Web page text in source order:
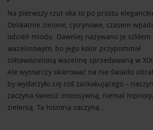
Na pierwszy rzut oka to po prostu
Delikatnie zielone, cytrynowe, czasem
odcień miodu. Dawniej nazywano je szkłem
wazelinowym, bo jego kolor przypominał
żółtawozieloną wazelinę sprzedawaną w
Ale wystarczy skierować na nie światło
by wydarzyło się coś zaskakującego –
zaczyna świecić intensywną, niemal
zielenią. Ta historia zaczyna…